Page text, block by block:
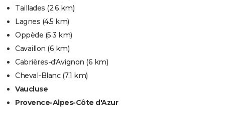
Taillades (2.6 km)
Lagnes (4.5 km)
Oppède (5.3 km)
Cavaillon (6 km)
Cabrières-d'Avignon (6 km)
Cheval-Blanc(7.1 km)
Vaucluse
Provence-Alpes-Côte d'Azur